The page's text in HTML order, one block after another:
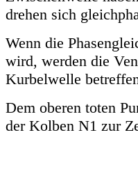
drehen sich
Wenn die
wird, werden die
Kurbelwelle
Dem oberen toten
der Kolben N1 zur